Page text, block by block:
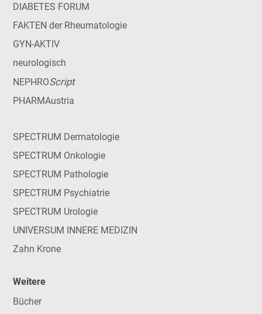
DIABETES FORUM
FAKTEN der Rheumatologie
GYN-AKTIV
neurologisch
NEPHROScript
PHARMAustria
SPECTRUM Dermatologie
SPECTRUM Onkologie
SPECTRUM Pathologie
SPECTRUM Psychiatrie
SPECTRUM Urologie
UNIVERSUM INNERE MEDIZIN
Zahn Krone
Weitere
Bücher